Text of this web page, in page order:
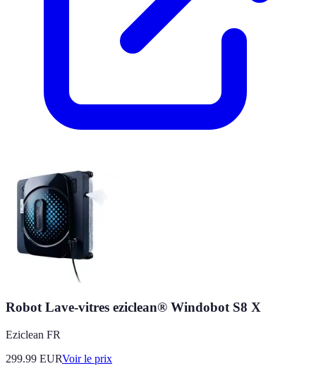
Robot Lave-vitres eziclean® Windobot S8 X
Eziclean FR
299.99 EURVoir le prix